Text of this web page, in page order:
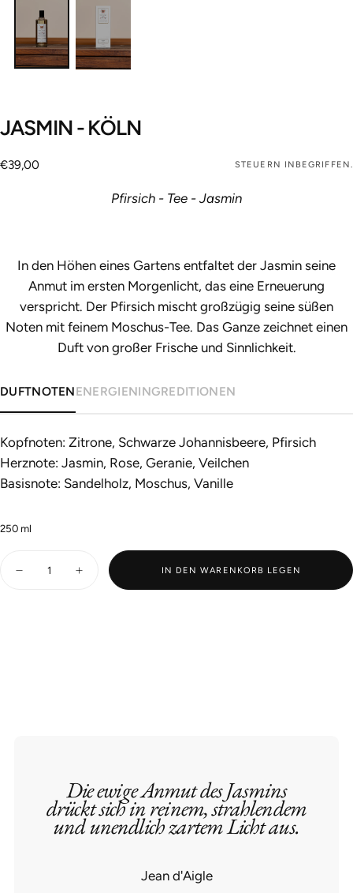
JASMIN - KÖLN
€39,00
Regulärer
€39,00 STEUERN INBEGRIFFEN.
Pfirsich - Tee - Jasmin
In den Höhen eines Gartens entfaltet der Jasmin seine
Anmut im ersten Morgenlicht, das eine Erneuerung
verspricht. Der Pfirsich mischt großzügig seine süßen
Noten mit feinem Moschus-Tee. Das Ganze zeichnet einen
Duft von großer Frische und Sinnlichkeit.
DUFTNOTENENERGIENINGREDITIONEN
Kopfnoten: Zitrone, Schwarze Johannisbeere, Pfirsich
Herznote: Jasmin, Rose, Geranie, Veilchen
Basisnote: Sandelholz, Moschus, Vanille
250 ml
Reduziere
Anzahl
erhöhen
IN DEN WARENKORB LEGEN
Die ewige Anmut des Jasmins
drückt sich in reinem, strahlendem
und unendlich zartem Licht aus.
Jean d'Aigle